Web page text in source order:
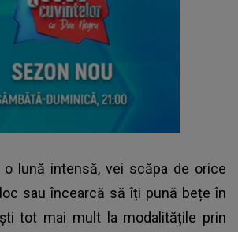
o lună intensă, vei scăpa de orice
sau încearcă să îți pună bețe în
tot mai mult la modalitățile prin